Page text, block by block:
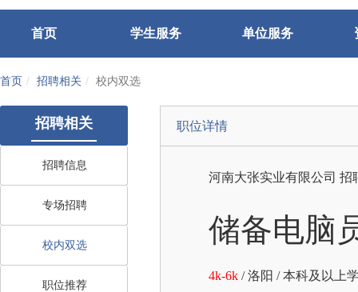
首页 学生服务 单位服务
首页 招聘相关 校内双选
招聘相关
招聘信息
专场招聘
校内双选
职位推荐
职位详情
河南大张实业有限公司 招
储备电脑
4k-6k /洛阳 /本科及以上